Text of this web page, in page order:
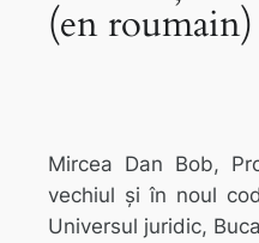
(en roumain)
Mircea Dan Bob,
vechiul și în noul
Universul juridic,